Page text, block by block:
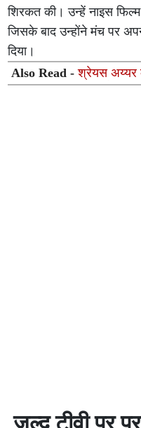
शिरकत की। उन्हें नाइस फिल्म
जिसके बाद उन्होंने मंच पर
दिया।
Also Read -श्रेयस अय्यर
बाद छिनी टीम इंडिया से
जल्द टीवी पर